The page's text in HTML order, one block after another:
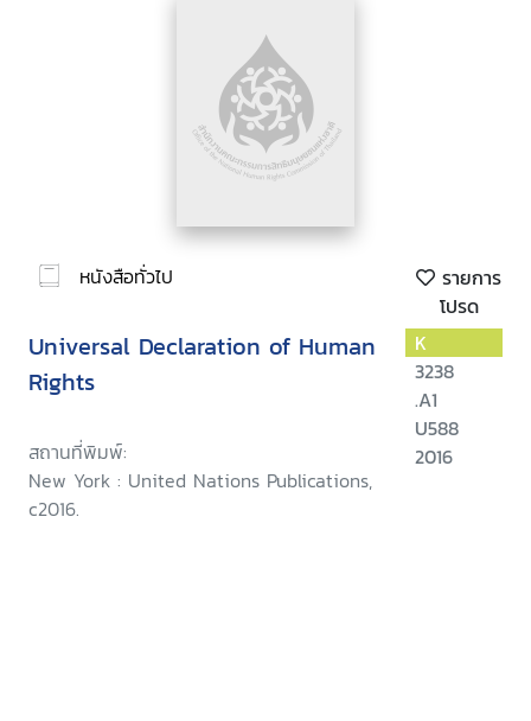
หนังสือทั่วไป
รายการ
โปรด
Universal Declaration of Human
Rights
สถานที่พิมพ์:
New York : United Nations Publications,
c2016.
K
3238
.A1
U588
2016